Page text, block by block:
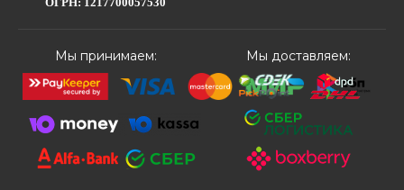
Мы принимаем: Мы доставляем: